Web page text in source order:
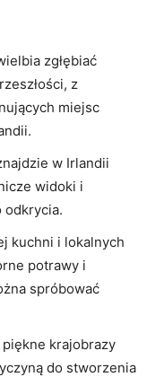
zgłębiać‌
z
miejsc⁤
w⁢ Irlandii‌
widoki i
odkrycia.
kuchni i lokalnych
‌potrawy i
spróbować
krajobrazy
do stworzenia